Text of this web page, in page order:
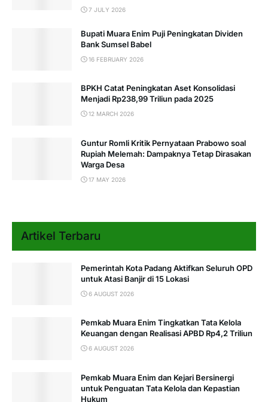
7 JULY 2026
Bupati Muara Enim Puji Peningkatan Dividen
Bank Sumsel Babel
16 FEBRUARY 2026
BPKH Catat Peningkatan Aset Konsolidasi
Menjadi Rp238,99 Triliun pada 2025
12 MARCH 2026
Guntur Romli Kritik Pernyataan Prabowo soal
Rupiah Melemah: Dampaknya Tetap Dirasakan
Warga Desa
17 MAY 2026
Artikel Terbaru
Pemerintah Kota Padang Aktifkan Seluruh OPD
untuk Atasi Banjir di 15 Lokasi
6 AUGUST 2026
Pemkab Muara Enim Tingkatkan Tata Kelola
Keuangan dengan Realisasi APBD Rp4,2 Triliun
6 AUGUST 2026
Pemkab Muara Enim dan Kejari Bersinergi
untuk Penguatan Tata Kelola dan Kepastian
Hukum